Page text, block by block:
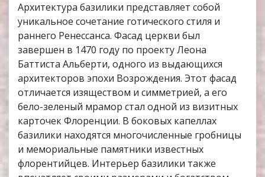
Архитектура базилики представляет собой
уникальное сочетание готического стиля и
раннего Ренессанса. Фасад церкви был
завершен в 1470 году по проекту Леона
Баттиста Альберти, одного из выдающихся
архитекторов эпохи Возрождения. Этот фасад
отличается изяществом и симметрией, а его
бело-зеленый мрамор стал одной из визитных
карточек Флоренции. В боковых капеллах
базилики находятся многочисленные гробницы
и мемориальные памятники известных
флорентийцев. Интерьер базилики также